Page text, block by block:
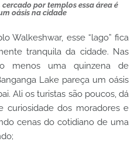
por templos essa área é
oásis na cidade
Walkeshwar, esse “lago” fica
tranquila da cidade. Nas
menos uma quinzena de
Lake pareça um oásis
Ali os turistas são poucos, dá
curiosidade dos moradores e
cenas do cotidiano de uma